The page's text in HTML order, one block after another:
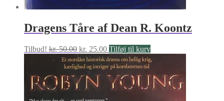
Dragens Tåre af Dean R. Koontz
Tilbud! kr.50.00 Den
oprindelige
pris
var:
kr. 50.00.
kr. 25.00Den
aktuelle
pris
er:
kr. 25.00.
Tilføj til kurv